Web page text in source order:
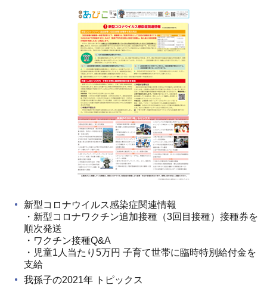
新型コロナウイルス感染症関連情報
・新型コロナワクチン追加接種（3回目接種）接種券を
順次発送
・ワクチン接種Q&A
・児童1人当たり5万円 子育て世帯に臨時特別給付金を
支給
我孫子の2021年 トピックス